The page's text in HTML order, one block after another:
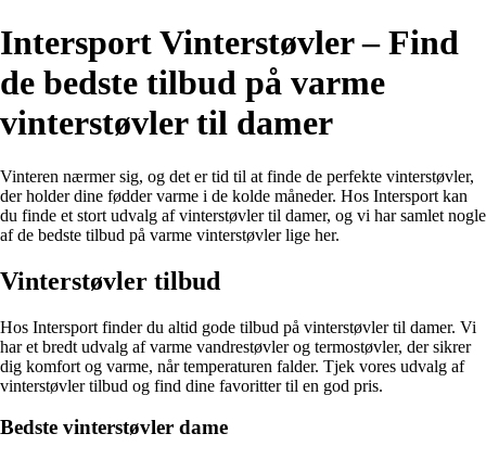
Intersport Vinterstøvler – Find
de bedste tilbud på varme
vinterstøvler til damer
Vinteren nærmer sig, og det er tid til at finde de perfekte vinterstøvler,
der holder dine fødder varme i de kolde måneder. Hos Intersport kan
du finde et stort udvalg af vinterstøvler til damer, og vi har samlet nogle
af de bedste tilbud på varme vinterstøvler lige her.
Vinterstøvler tilbud
Hos Intersport finder du altid gode tilbud på vinterstøvler til damer. Vi
har et bredt udvalg af varme vandrestøvler og termostøvler, der sikrer
dig komfort og varme, når temperaturen falder. Tjek vores udvalg af
vinterstøvler tilbud og find dine favoritter til en god pris.
Bedste vinterstøvler dame